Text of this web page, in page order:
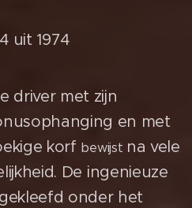
uit 1974
driver met zijn
en met
korf bewijst na vele
. De ingenieuze
onder het